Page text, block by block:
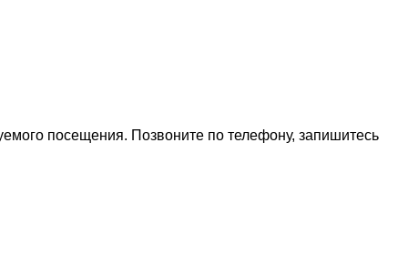
посещения. Позвоните по телефону, запишитесь